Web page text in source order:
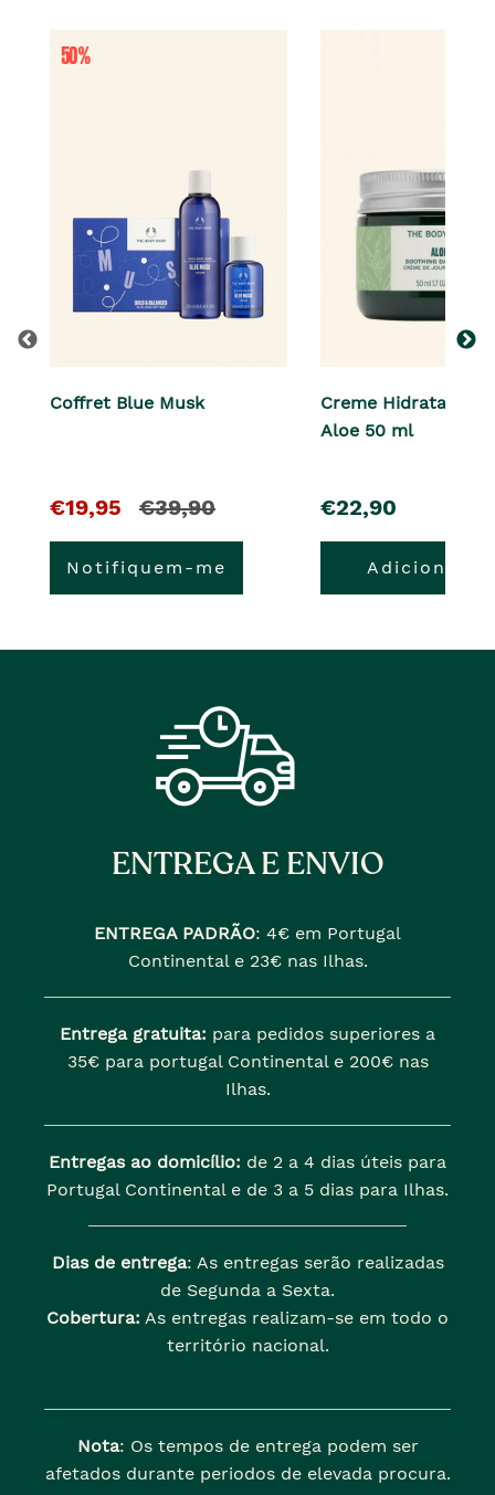
Coffret Blue Musk
O
pre�o
atual
€19,95
e
o
pre�o
era
€39,90
Notifiquem-me
Creme Hidratante
Aloe 50 ml
pre�o
€22,90
Adicionar
ENTREGA E ENVIO
ENTREGA PADRÃO: 4€ em Portugal
Continental e 23€ nas Ilhas.
Entrega gratuita: para pedidos superiores a
35€ para portugal Continental e 200€ nas
Ilhas.
Entregas ao domicílio: de 2 a 4 dias úteis para
Portugal Continental e de 3 a 5 dias para Ilhas.
Dias de entrega: As entregas serão realizadas
de Segunda a Sexta.
Cobertura: As entregas realizam-se em todo o
território nacional.
Nota: Os tempos de entrega podem ser
afetados durante periodos de elevada procura.